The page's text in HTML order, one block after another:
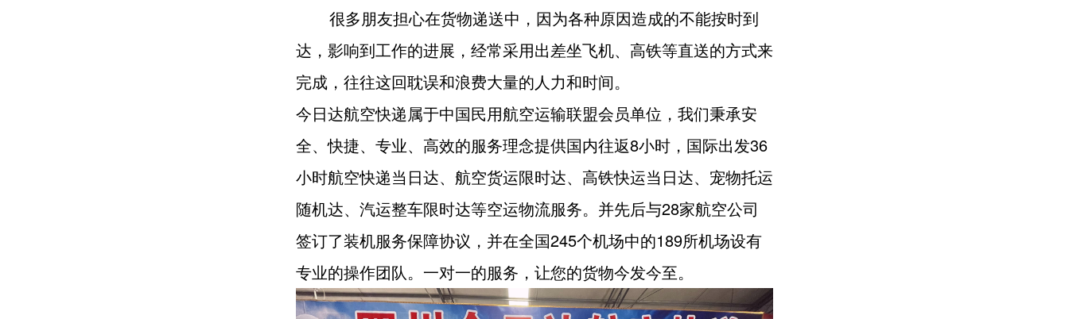
很多朋友担心在货物递送中，因为各种原因造成的不能按时到
达，影响到工作的进展，经常采用出差坐飞机、高铁等直送的方式来
完成，往往这回耽误和浪费大量的人力和时间。
今日达航空快递属于中国民用航空运输联盟会员单位，我们秉承安
全、快捷、专业、高效的服务理念提供国内往返8小时，国际出发36
小时航空快递当日达、航空货运限时达、高铁快运当日达、宠物托运
随机达、汽运整车限时达等空运物流服务。并先后与28家航空公司
签订了装机服务保障协议，并在全国245个机场中的189所机场设有
专业的操作团队。一对一的服务，让您的货物今发今至。